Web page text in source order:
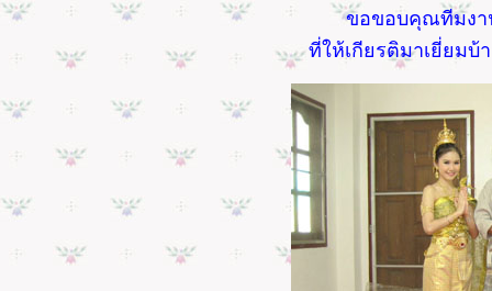
ขอขอบคุณทีมงา
ที่ให้เกียรติมาเยี่ยม